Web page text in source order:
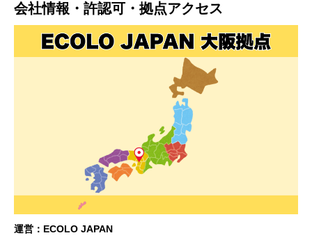
会社情報・許認可・拠点アクセス
運営：ECOLO JAPAN